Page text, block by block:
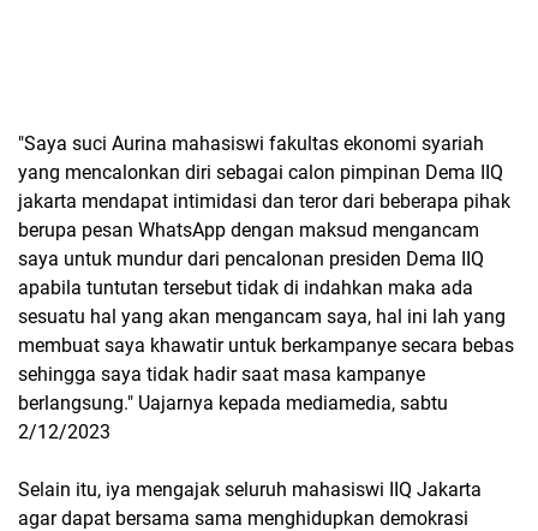
"Saya suci Aurina mahasiswi fakultas ekonomi syariah
yang mencalonkan diri sebagai calon pimpinan Dema IIQ
jakarta mendapat intimidasi dan teror dari beberapa pihak
berupa pesan WhatsApp dengan maksud mengancam
saya untuk mundur dari pencalonan presiden Dema IIQ
apabila tuntutan tersebut tidak di indahkan maka ada
sesuatu hal yang akan mengancam saya, hal ini lah yang
membuat saya khawatir untuk berkampanye secara bebas
sehingga saya tidak hadir saat masa kampanye
berlangsung." Uajarnya kepada mediamedia, sabtu
2/12/2023
Selain itu, iya mengajak seluruh mahasiswi IIQ Jakarta
agar dapat bersama sama menghidupkan demokrasi